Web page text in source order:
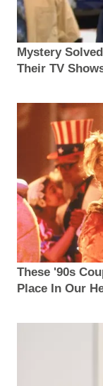
Mystery
Their TV
These '90s
Place In Our